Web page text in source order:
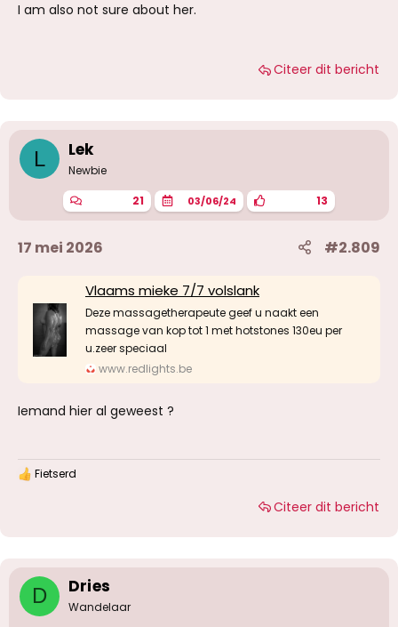
I am also not sure about her.
Citeer dit bericht
L Lek
Newbie
21 03/06/24 13
17 mei 2026 #2.809
Vlaams mieke 7/7 volslank
Deze massagetherapeute geef u naakt een
massage van kop tot 1 met hotstones 130eu per
u.zeer speciaal
www.redlights.be
Iemand hier al geweest ?
W
n
g
Fietserd
Citeer dit bericht
D Dries
Wandelaar